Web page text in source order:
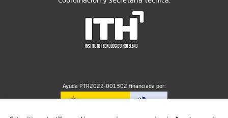
Ayuda PTR2022-001302 financiada por: